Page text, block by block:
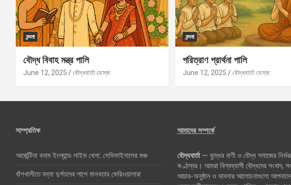
বন্দনা
বৌদ্ধ বিবাহ মন্ত্র পালি
June 12, 2025 বৌদ্ধবার্তা ডেস্ক:
বন্দনা
পরিত্রাণ প্রার্থনা পালি
June 12, 2025 বৌদ্ধবার্তা ডেস্ক:
সাম্প্রতিক
আর্জেন্টিনা বনাম ইংল্যান্ড লাইভ খেলা: সেমিফাইনালের মঞ্চ
বাঁশখালীতে বন্যা দুর্গতদের পাশে মানবতার ফেরিওয়ালারা
আমাদের সম্পর্কে
বৌদ্ধবার্তা— বুদ্ধের বাণী ও বৌদ্ধ সমাজের
কণ্ঠস্বর। আমরা বিশ্বব্যাপী বৌদ্ধদের সংবাদ,
আচার-অনুষ্ঠান ও ভাবনার আলোচনাগুলো